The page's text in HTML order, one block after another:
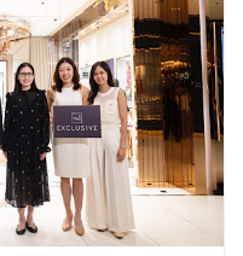
ยอดเสิร์ฟความ
ำนาน “ข้าวหน้าไก่
สู่น่านฟ้า